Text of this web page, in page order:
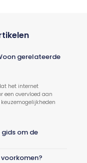
gerelateerde
het internet
een overvloed aan
om de